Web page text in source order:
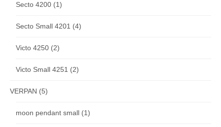
Secto 4200 (1)
Secto Small 4201 (4)
Victo 4250 (2)
Victo Small 4251 (2)
VERPAN (5)
moon pendant small (1)